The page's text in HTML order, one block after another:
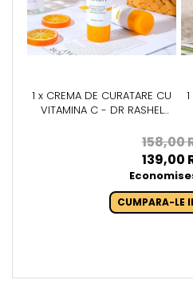
1 x CREMA DE CURATARE CU
VITAMINA C - DR RASHEL
158,00
139,00
CUMPARA-LE